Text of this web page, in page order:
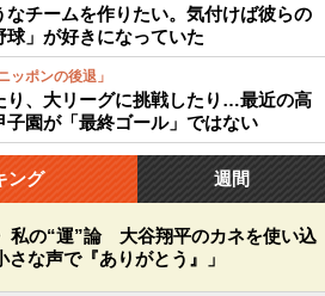
なチームを作りたい。気付けば彼らの
球」が好きになっていた
ッポンの後退」
り、大リーグに挑戦したり…最近の高
子園が「最終ゴール」ではない
ング 週間
私の“運”論 大谷翔平のカネを使い込
さな声で『ありがとう』」